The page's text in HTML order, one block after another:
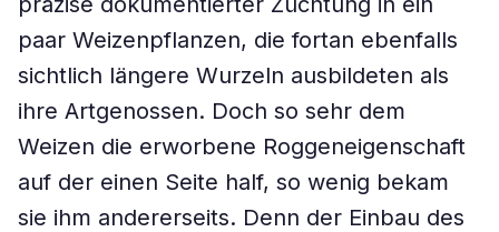
paar Weizenpflanzen, die fortan ebenfalls
sichtlich längere Wurzeln ausbildeten als
ihre Artgenossen. Doch so sehr dem
Weizen die erworbene Roggeneigenschaft
auf der einen Seite half, so wenig bekam
sie ihm andererseits. Denn der Einbau des